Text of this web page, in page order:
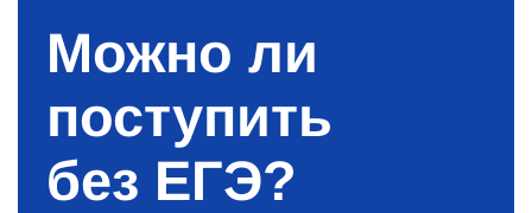
Можно ли
поступить
без ЕГЭ?